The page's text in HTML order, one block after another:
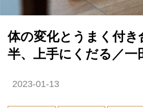
体の変化とうまく付き
半、上手にくだる／一
2023-01-13